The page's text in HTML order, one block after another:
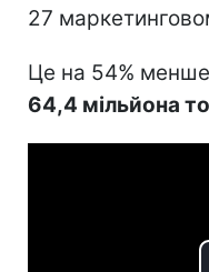
27
Це на 54%
64,4 мільйона